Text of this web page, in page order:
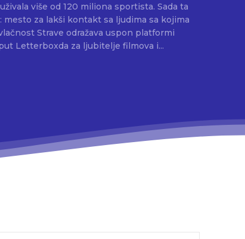
više od 120 miliona sportista. Sada ta
za lakši kontakt sa ljudima sa kojima
Strave odražava uspon platformi
Letterboxda za ljubitelje filmova i...